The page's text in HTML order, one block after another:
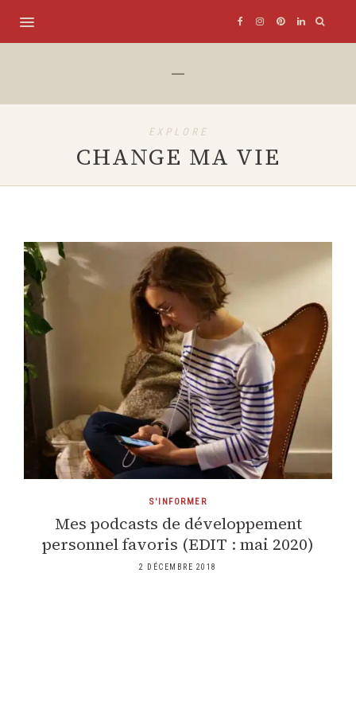
EXPLORE
CHANGE MA VIE
S'INFORMER
Mes podcasts de développement
personnel favoris (EDIT : mai 2020)
2 DÉCEMBRE 2018